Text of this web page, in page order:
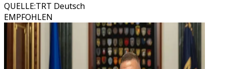
QUELLE:TRT Deutsch
EMPFOHLEN